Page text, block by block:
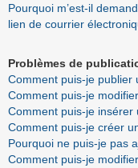
Pourquoi m’est-il
lien de courrier
Problèmes de
Comment puis-je publier
Comment puis-je
Comment puis-je
Comment puis-je créer
Pourquoi ne puis-je pas
Comment puis-je